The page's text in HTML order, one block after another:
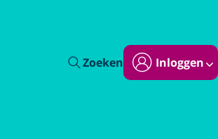
Zoeken Inloggen